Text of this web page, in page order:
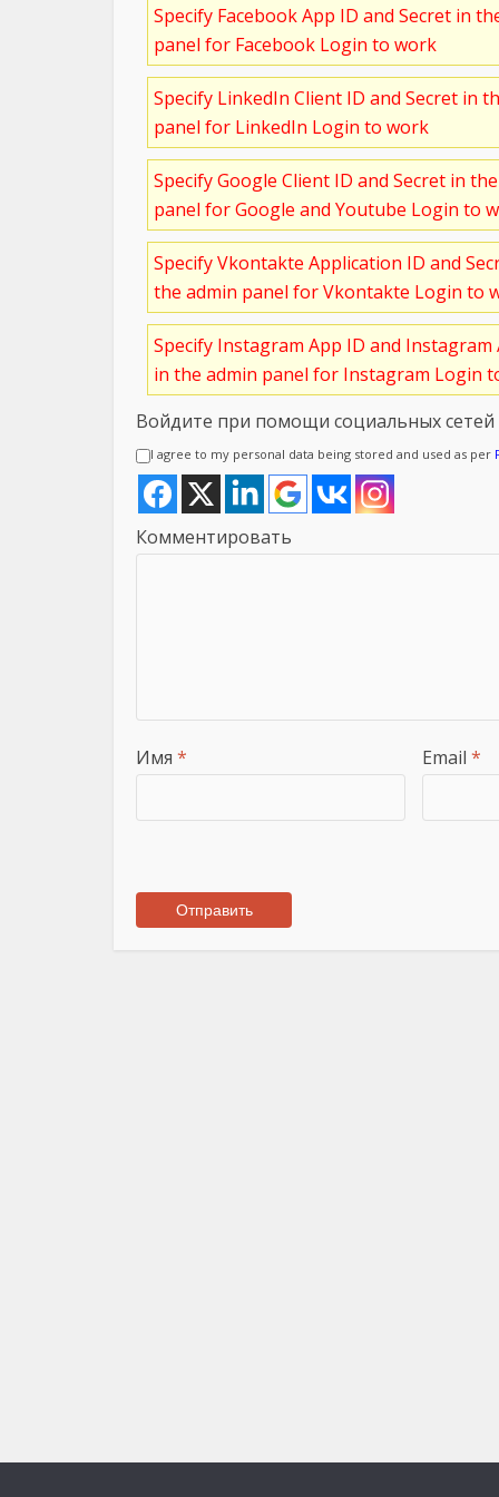
Specify Facebook App ID and Secret in
panel for Facebook Login to work
Specify LinkedIn Client ID and Secret in
panel for LinkedIn Login to work
Specify Google Client ID and Secret in
panel for Google and Youtube Login to
Specify Vkontakte Application ID and
the admin panel for Vkontakte Login to
Specify Instagram App ID and
in the admin panel for Instagram Login
Войдите при помощи социальных сетей
I agree to my personal data being stored and used as per
Комментировать
Имя * Email *